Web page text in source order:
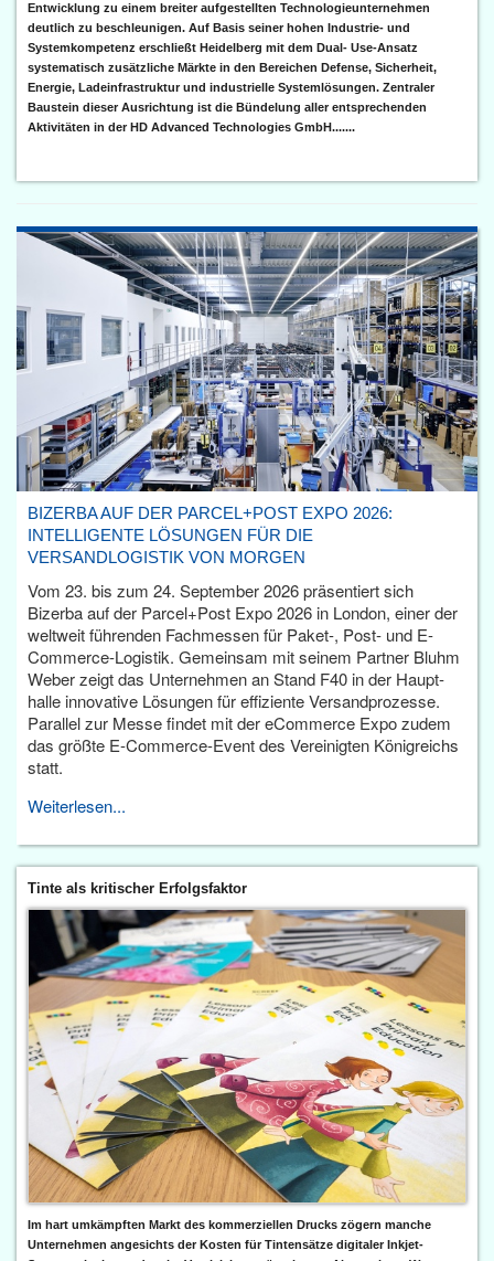
Entwicklung zu einem breiter aufgestellten Technologieunternehmen
deutlich zu beschleunigen. Auf Basis seiner hohen Industrie- und
Systemkompetenz erschließt Heidelberg mit dem Dual- Use-Ansatz
systematisch zusätzliche Märkte in den Bereichen Defense, Sicherheit,
Energie, Ladeinfrastruktur und industrielle Systemlösungen. Zentraler
Baustein dieser Ausrichtung ist die Bündelung aller entsprechenden
Aktivitäten in der HD Advanced Technologies GmbH.......
BIZERBA AUF DER PARCEL+POST EXPO 2026:
INTELLIGENTE LÖSUNGEN FÜR DIE
VERSANDLOGISTIK VON MORGEN
Vom 23. bis zum 24. September 2026 präsentiert sich
Bizerba auf der Parcel+Post Expo 2026 in London, einer der
weltweit führenden Fachmessen für Paket-, Post- und E-
Commerce-Logistik. Gemeinsam mit seinem Partner Bluhm
Weber zeigt das Unternehmen an Stand F40 in der Haupt­
halle innovative Lösungen für effiziente Versandprozesse.
Parallel zur Messe findet mit der eCommerce Expo zudem
das größte E-Commerce-Event des Vereinigten Königreichs
statt.
Weiterlesen...
Tinte als kritischer Erfolgsfaktor
Im hart umkämpften Markt des kommerziellen Drucks zögern manche
Unternehmen angesichts der Kosten für Tintensätze digitaler Inkjet-